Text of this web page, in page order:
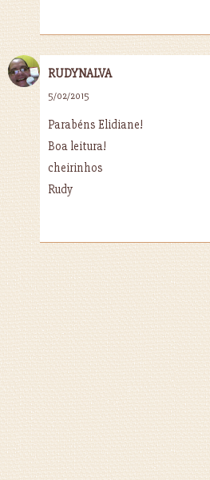
RUDYNALVA
5/02/2015
Parabéns Elidiane!
Boa leitura!
cheirinhos
Rudy